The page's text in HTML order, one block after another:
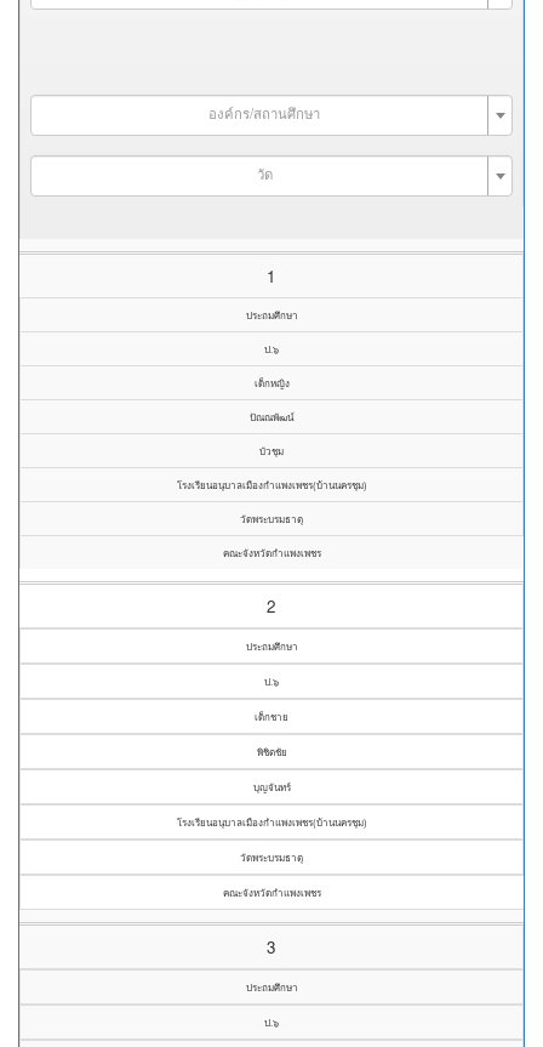
องค์กร/สถานศึกษา
วัด
1
ประถมศึกษา
ป.๖
เด็กหญิง
ปัณณพัฒน์
บัวชุม
โรงเรียนอนุบาลเมืองกำแพงเพชร(บ้านนครชุม)
วัดพระบรมธาตุ
คณะจังหวัดกำแพงเพชร
2
ประถมศึกษา
ป.๖
เด็กชาย
พิชิตชัย
บุญจันทร์
โรงเรียนอนุบาลเมืองกำแพงเพชร(บ้านนครชุม)
วัดพระบรมธาตุ
คณะจังหวัดกำแพงเพชร
3
ประถมศึกษา
ป.๖